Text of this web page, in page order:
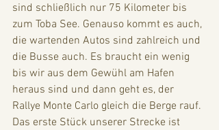
sind schließlich nur 75 Kilometer bis
zum Toba See. Genauso kommt es auch,
die wartenden Autos sind zahlreich und
die Busse auch. Es braucht ein wenig
bis wir aus dem Gewühl am Hafen
heraus sind und dann geht es, der
Rallye Monte Carlo gleich die Berge rauf.
Das erste Stück unserer Strecke ist